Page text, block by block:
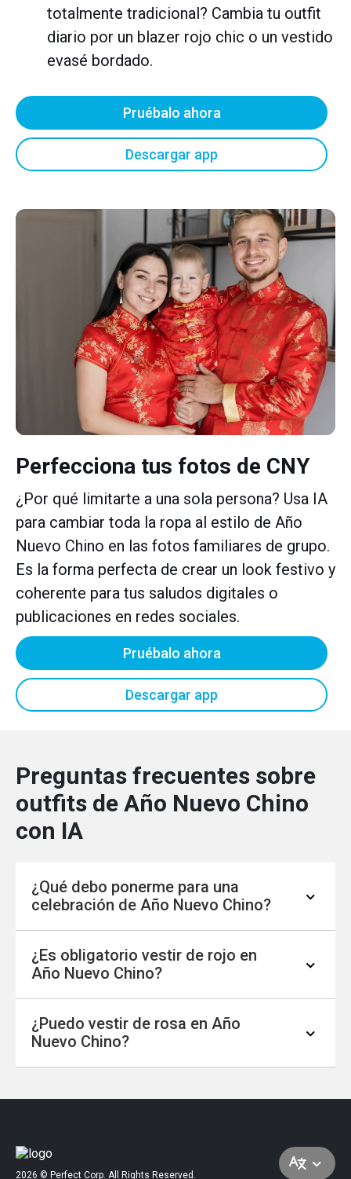
totalmente tradicional? Cambia tu outfit
diario por un blazer rojo chic o un vestido
evasé bordado.
Pruébalo ahora
Descargar app
Perfecciona tus fotos de CNY
¿Por qué limitarte a una sola persona? Usa IA
para cambiar toda la ropa al estilo de Año
Nuevo Chino en las fotos familiares de grupo.
Es la forma perfecta de crear un look festivo y
coherente para tus saludos digitales o
publicaciones en redes sociales.
Pruébalo ahora
Descargar app
Preguntas frecuentes sobre
outfits de Año Nuevo Chino
con IA
¿Qué debo ponerme para una
celebración de Año Nuevo Chino?
Las opciones tradicionales incluyen el qipao
(cheongsam) para mujeres y el traje Tang o el
changshan para hombres. En 2026, el Año del
Caballo de Fuego, se recomiendan mucho los
estilos atrevidos y llenos de energía con
texturas de seda.
¿Es obligatorio vestir de rojo en
Año Nuevo Chino?
Aunque el rojo es el color más auspicioso —
simboliza suerte, alegría y aleja a los malos
espíritus— no es estrictamente “obligatorio”.
¿Puedo vestir de rosa en Año
Nuevo Chino?
¡Por supuesto! El rosa se considera un “rojo
aceptada para 2026, especialmente para
2026 © Perfect Corp. All Rights Reserved.